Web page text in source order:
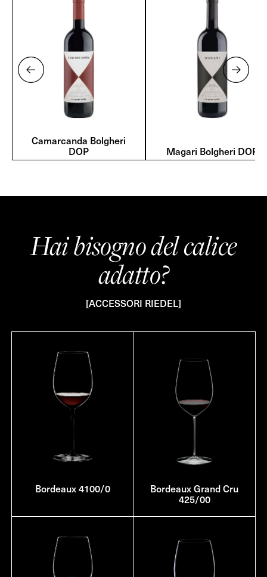
Camarcanda Bolgheri
DOP Magari Bolgheri DOP
Hai bisogno del calice
adatto?
[ACCESSORI RIEDEL]
Bordeaux 4100/0 Bordeaux Grand Cru
425/00